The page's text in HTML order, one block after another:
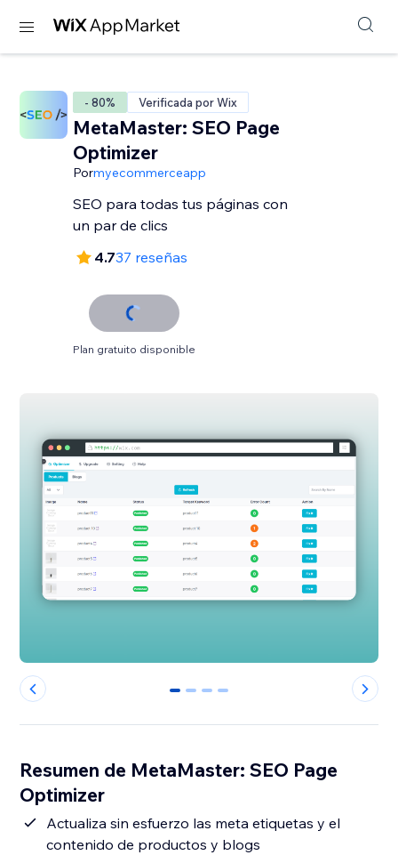
- 80% Verificada por Wix
MetaMaster: SEO Page
Optimizer
Pormyecommerceapp
SEO para todas tus páginas con
un par de clics
4.737 reseñas
Plan gratuito disponible
0 1 2 3
Resumen de MetaMaster: SEO Page
Optimizer
Actualiza sin esfuerzo las meta etiquetas y el
contenido de productos y blogs